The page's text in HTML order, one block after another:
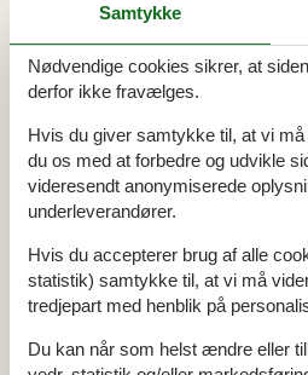
Indendørs
Internetadgang
Parabol
Radio
TV
Tyske TV-kanaler
Tørretumbler
Vaskemaskine
Køkken
Emhætte
Kaffemaskine
Køle-frys
Opvaskemask.
Udendørs
Samtykke
Nødvendige cookies sikrer, at
derfor ikke fravælges.
Hvis du giver samtykke til, at vi
du os med at forbedre og udvikle
videresendt anonymiserede
underleverandører.
Hvis du accepterer brug af alle
statistik) samtykke til, at vi må
tredjepart med henblik på
Du kan når som helst ændre eller